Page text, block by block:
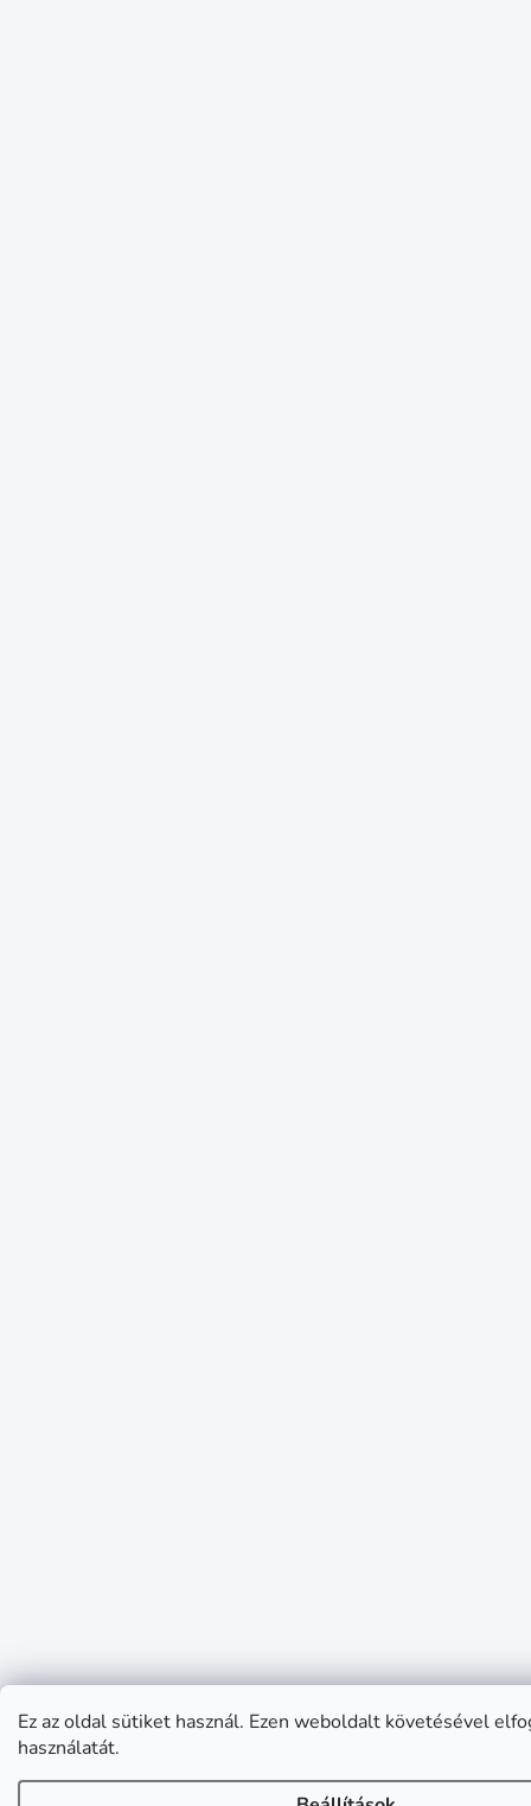
Ez az oldal sütiket használ. Ezen weboldalt követésével
használatát.